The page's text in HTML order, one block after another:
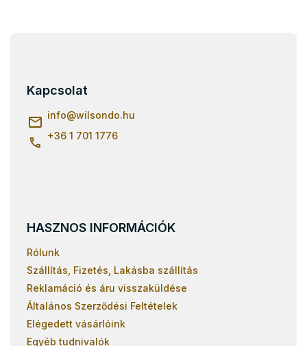
Kapcsolat
info@wilsondo.hu
+36 1 701 1776
HASZNOS INFORMÁCIÓK
Rólunk
Szállítás, Fizetés, Lakásba szállítás
Reklamáció és áru visszaküldése
Általános Szerződési Feltételek
Elégedett vásárlóink
Egyéb tudnivalók